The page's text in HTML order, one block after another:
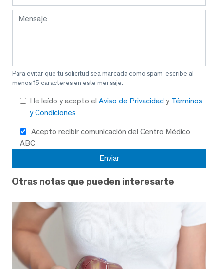
Para evitar que tu solicitud sea marcada como spam, escribe al
menos 15 caracteres en este mensaje.
He leído y acepto el Aviso de Privacidad y Términos
y Condiciones
Acepto recibir comunicación del Centro Médico
ABC
Otras notas que pueden interesarte